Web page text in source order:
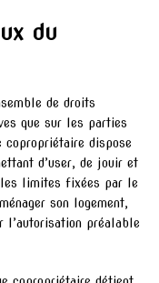
du
de droits
que sur les parties
dispose
d’user, de jouir et
les limites fixées par le
son logement,
l’autorisation préalable